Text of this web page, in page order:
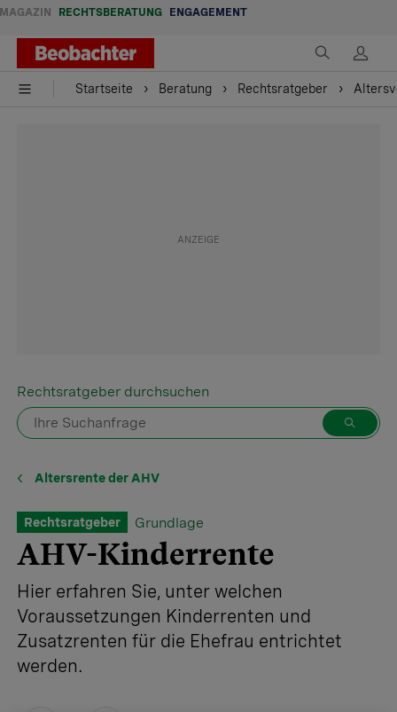
MAGAZIN RECHTSBERATUNG ENGAGEMENT
Startseite Beratung Rechtsratgeber
Rechtsratgeber durchsuchen
Altersrente der AHV
Rechtsratgeber Grundlage
AHV-Kinderrente
Hier erfahren Sie, unter welchen
Voraussetzungen Kinderrenten und
Zusatzrenten für die Ehefrau entrichtet
werden.